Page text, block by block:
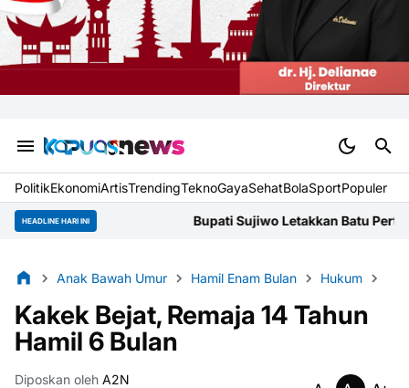
PolitikEkonomiArtisTrendingTeknoGayaSehatBolaSportPopuler
HEADLINE HARI INI Bupati Sujiwo Letakkan Batu Pertama
Anak Bawah Umur Hamil Enam Bulan Hukum
Kakek Bejat, Remaja 14 Tahun
Hamil 6 Bulan
Diposkan oleh A2N